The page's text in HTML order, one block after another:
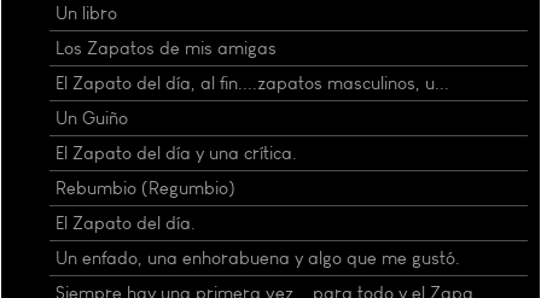
Un libro
Los Zapatos de mis amigas
El Zapato del día, al fin....zapatos masculinos, u...
Un Guiño
El Zapato del día y una crítica.
Rebumbio (Regumbio)
El Zapato del día.
Un enfado, una enhorabuena y algo que me gustó.
Siempre hay una primera vez....para todo y el Zapa...